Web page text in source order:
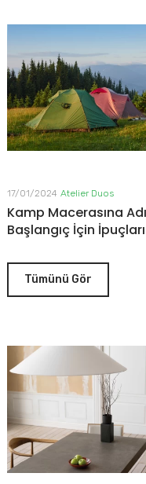
17/01/2024 Atelier Duos
Kamp Macerasına
Başlangıç İçin İpuçları
Tümünü Gör